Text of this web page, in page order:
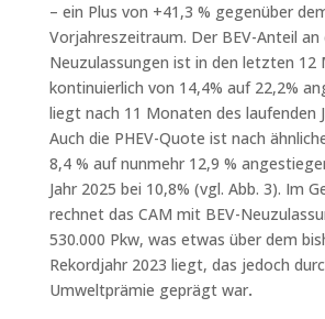
– ein Plus von +41,3 % gegenüber
Vorjahreszeitraum. Der BEV-Anteil an
Neuzulassungen ist in den letzten
kontinuierlich von 14,4% auf 22,2%
liegt nach 11 Monaten des laufenden
Auch die PHEV-Quote ist nach
8,4 % auf nunmehr 12,9 %
Jahr 2025 bei 10,8% (vgl. Abb. 3). Im
rechnet das CAM mit BEV-
530.000 Pkw, was etwas über dem
Rekordjahr 2023 liegt, das jedoch
Umweltprämie geprägt war.